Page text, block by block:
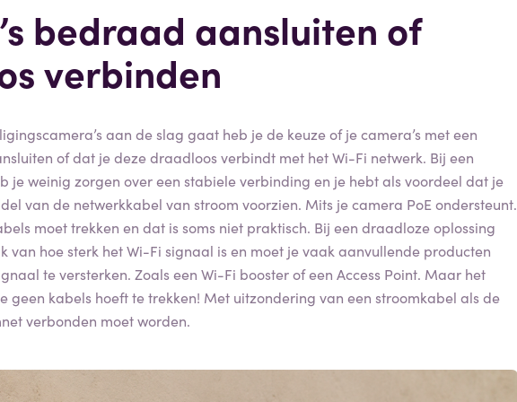
bedraad aansluiten of
verbinden
aan de slag gaat heb je de keuze of je camera’s met een
of dat je deze draadloos verbindt met het Wi-Fi netwerk. Bij een
je weinig zorgen over een stabiele verbinding en je hebt als voordeel dat je
van de netwerkkabel van stroom voorzien. Mits je camera PoE ondersteunt.
moet trekken en dat is soms niet praktisch. Bij een draadloze oplossing
van hoe sterk het Wi-Fi signaal is en moet je vaak aanvullende producten
te versterken. Zoals een Wi-Fi booster of een Access Point. Maar het
geen kabels hoeft te trekken! Met uitzondering van een stroomkabel als de
verbonden moet worden.